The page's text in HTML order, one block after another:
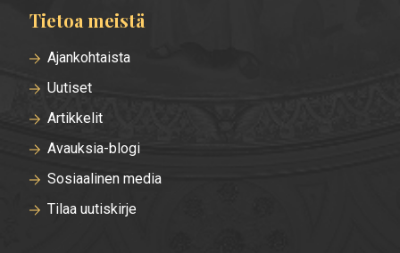
Tietoa meistä
Ajankohtaista
Uutiset
Artikkelit
Avauksia-blogi
Sosiaalinen media
Tilaa uutiskirje